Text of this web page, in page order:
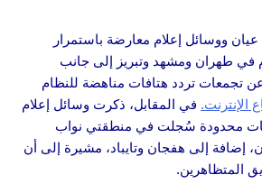
ووسائل إعلام معارضة باستمرار
في طهران ومشهد وتبريز إلى جانب
تجمعات تردد هتافات مناهضة للنظام
الإنترنت. في المقابل، ذكرت وسائل إعلام
محدودة سُجلت في منطقتي نواب
إضافة إلى هفجان وتايباد، مشيرة إلى أن
المتظاهرين.